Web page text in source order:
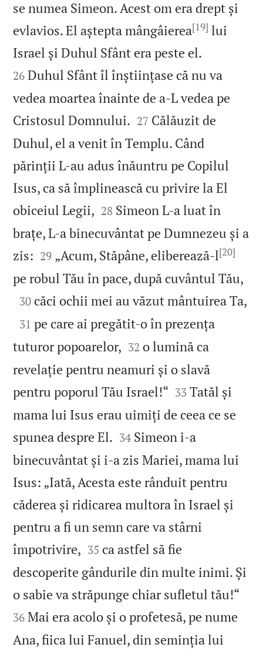
se numea Simeon. Acest om era drept și
evlavios. El aștepta mângâierea[19] lui
Israel și Duhul Sfânt era peste el.
26 Duhul Sfânt îl înștiințase că nu va
vedea moartea înainte de a‑L vedea pe
Cristosul Domnului. 

27 Călăuzit de
Duhul, el a venit în Templu. Când
părinții L‑au adus înăuntru pe Copilul
Isus, ca să împlinească cu privire la El
obiceiul Legii, 

28 Simeon L‑a luat în
brațe, L‑a binecuvântat pe Dumnezeu și a
zis: 

29 „Acum, Stăpâne, eliberează‑l[20]
pe robul Tău în pace, după cuvântul Tău,

30 căci ochii mei au văzut mântuirea Ta,

31 pe care ai pregătit‑o în prezența
tuturor popoarelor, 

32 o lumină ca
revelație pentru neamuri și o slavă
pentru poporul Tău Israel!“ 

33 Tatăl și
mama lui Isus erau uimiți de ceea ce se
spunea despre El. 

34 Simeon i‑a
binecuvântat și i‑a zis Mariei, mama lui
Isus: „Iată, Acesta este rânduit pentru
căderea și ridicarea multora în Israel și
pentru a fi un semn care va stârni
împotrivire, 

35 ca astfel să fie
descoperite gândurile din multe inimi. Și
o sabie va străpunge chiar sufletul tău!“
36 Mai era acolo și o profetesă, pe nume
Ana, fiica lui Fanuel, din seminția lui